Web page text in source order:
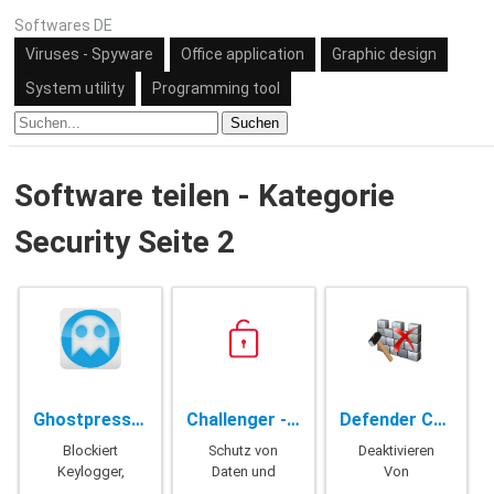
Softwares DE
Viruses - Spyware
Office application
Graphic design
System utility
Programming tool
Suchen
Software teilen - Kategorie
Security Seite 2
Ghostpress - 2.2.1041
Blockiert
Keylogger,
Challenger - 2.4.33
Schutz von
Daten und
Defender Control - 1.6
Deaktivieren
Von